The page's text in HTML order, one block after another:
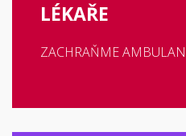
LÉKAŘE
ZACHRAŇME